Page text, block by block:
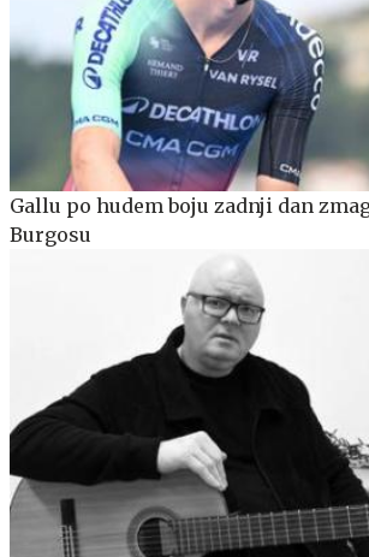
Gallu po hudem boju zadnji dan
Burgosu